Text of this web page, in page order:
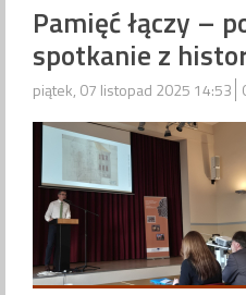
Pamięć łączy –
spotkanie z
piątek, 07 listopad 2025 14:53